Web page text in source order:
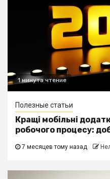
1 минута чтение
Полезные статьи
Кращі мобільні
робочого процесу:
7 месяцев тому назад